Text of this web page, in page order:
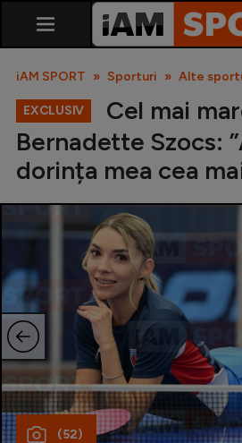
SuperLiga
Liga 2
Cupa României
Echipa Națională
U21
Fotbal feminin
Special
iAM SPORT Sporturi Alte
EXCLUSIV
Cel mai
Bernadette Szocs:
dorința mea cea
(52)